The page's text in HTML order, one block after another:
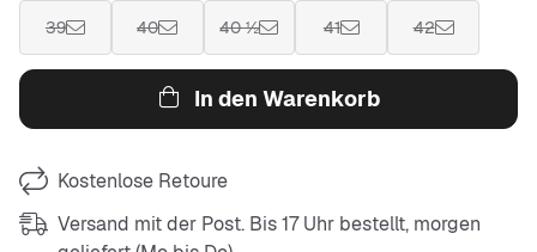
39 40 40 ½ 41 42
In den Warenkorb
Kostenlose Retoure
Versand mit der Post. Bis 17 Uhr bestellt, morgen